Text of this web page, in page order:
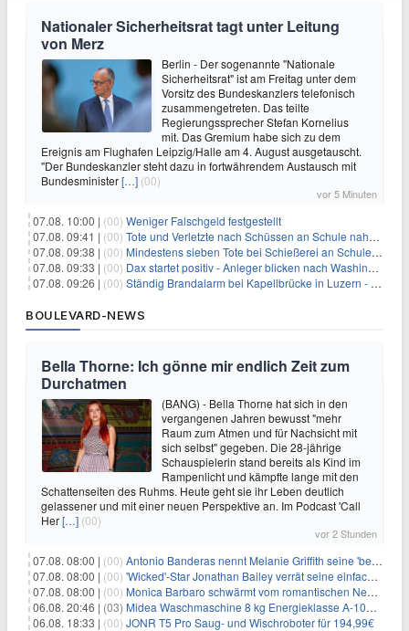
Nationaler Sicherheitsrat tagt unter Leitung
von Merz
Berlin - Der sogenannte "Nationale
Sicherheitsrat" ist am Freitag unter dem
Vorsitz des Bundeskanzlers telefonisch
zusammengetreten. Das teilte
Regierungssprecher Stefan Kornelius
mit. Das Gremium habe sich zu dem
Ereignis am Flughafen Leipzig/Halle am 4. August ausgetauscht.
"Der Bundeskanzler steht dazu in fortwährendem Austausch mit
Bundesminister[…] (00)
vor 5 Minuten
07.08. 10:00 | (00) Weniger Falschgeld festgestellt
07.08. 09:41 | (00) Tote und Verletzte nach Schüssen an Schule nahe Bangkok
07.08. 09:38 | (00) Mindestens sieben Tote bei Schießerei an Schule nahe Bangkok
07.08. 09:33 | (00) Dax startet positiv - Anleger blicken nach Washington
07.08. 09:26 | (00) Ständig Brandalarm bei Kapellbrücke in Luzern - Spinnen?
BOULEVARD-NEWS
Bella Thorne: Ich gönne mir endlich Zeit zum
Durchatmen
(BANG) - Bella Thorne hat sich in den
vergangenen Jahren bewusst "mehr
Raum zum Atmen und für Nachsicht mit
sich selbst" gegeben. Die 28-jährige
Schauspielerin stand bereits als Kind im
Rampenlicht und kämpfte lange mit den
Schattenseiten des Ruhms. Heute geht sie ihr Leben deutlich
gelassener und mit einer neuen Perspektive an. Im Podcast 'Call
Her[…] (00)
vor 2 Stunden
07.08. 08:00 | (00) Antonio Banderas nennt Melanie Griffith seine 'beste Freundin'
07.08. 08:00 | (00) 'Wicked'-Star Jonathan Bailey verrät seine einfache Hautpflegeroutine
07.08. 08:00 | (00) Monica Barbaro schwärmt vom romantischen New York
06.08. 20:46 | (03) Midea Waschmaschine 8 kg Energieklasse A-10% 1400 U/Min für 289,97€
06.08. 18:33 | (00) JONR T5 Pro Saug- und Wischroboter für 194,99€